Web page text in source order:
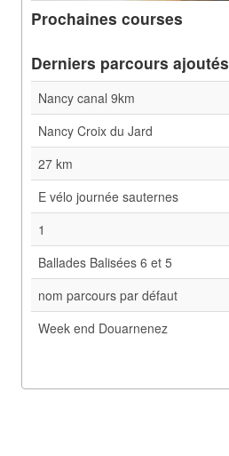
Prochaines courses
Derniers parcours ajoutés
Nancy canal 9km
Nancy Croix du Jard
27 km
E vélo journée sauternes
1
Ballades Balisées 6 et 5
nom parcours par défaut
Week end Douarnenez